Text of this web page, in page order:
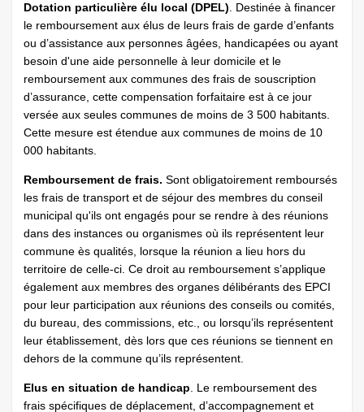
Dotation particulière élu local (DPEL) . Destinée à financer
le remboursement aux élus de leurs frais de garde d’enfants
ou d’assistance aux personnes âgées, handicapées ou ayant
besoin d'une aide personnelle à leur domicile et le
remboursement aux communes des frais de souscription
d’assurance, cette compensation forfaitaire est à ce jour
versée aux seules communes de moins de 3 500 habitants.
Cette mesure est étendue aux communes de moins de 10
000 habitants.
Remboursement de frais. Sont obligatoirement remboursés
les frais de transport et de séjour des membres du conseil
municipal qu'ils ont engagés pour se rendre à des réunions
dans des instances ou organismes où ils représentent leur
commune ès qualités, lorsque la réunion a lieu hors du
territoire de celle-ci. Ce droit au remboursement s’applique
également aux membres des organes délibérants des EPCI
pour leur participation aux réunions des conseils ou comités,
du bureau, des commissions, etc., ou lorsqu’ils représentent
leur établissement, dès lors que ces réunions se tiennent en
dehors de la commune qu’ils représentent.
Elus en situation de handicap . Le remboursement des
frais spécifiques de déplacement, d’accompagnement et